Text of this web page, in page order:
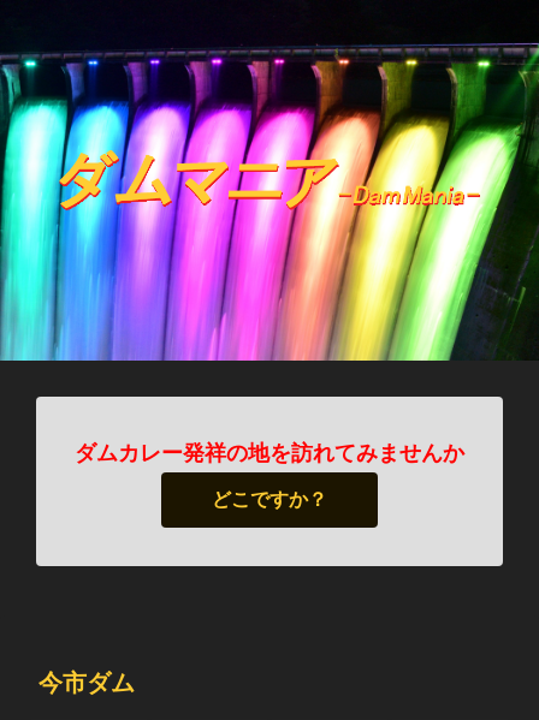
ダムカレー発祥の地を訪れてみませんか
どこですか？
今市ダム